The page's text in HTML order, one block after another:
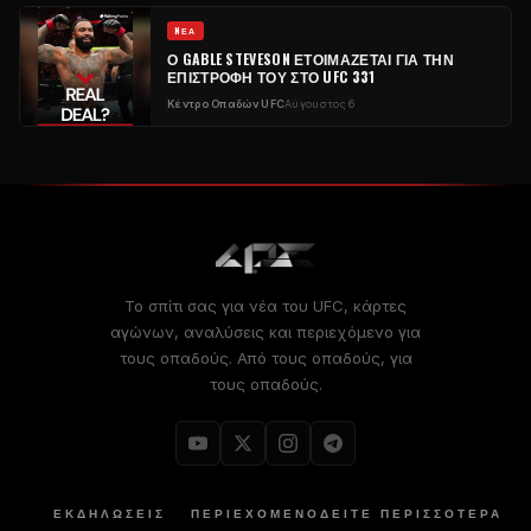
NΈΑ
Ο GABLE STEVESON ΕΤΟΙΜΆΖΕΤΑΙ ΓΙΑ ΤΗΝ
ΕΠΙΣΤΡΟΦΉ ΤΟΥ ΣΤΟ UFC 331
Κέντρο Οπαδών UFCΑύγουστος 6
Το σπίτι σας για νέα του UFC, κάρτες
αγώνων, αναλύσεις και περιεχόμενο για
τους οπαδούς. Από τους οπαδούς, για
τους οπαδούς.
ΕΚΔΗΛΏΣΕΙΣ ΠΕΡΙΕΧΌΜΕΝΟ ΔΕΊΤΕ ΠΕΡΙΣΣΟΤΕΡΑ